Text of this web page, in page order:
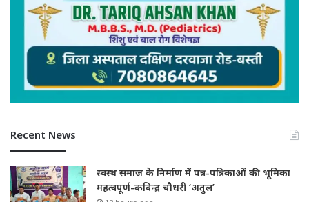
Recent News
स्वस्थ समाज के निर्माण में पत्र-पत्रिकाओं की भूमिका
महत्वपूर्ण-कविन्द्र चौधरी ‘अतुल’